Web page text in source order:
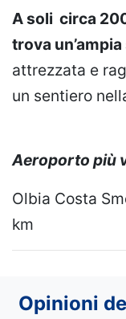
A soli circa
trova
attrezzata e
un sentiero
Aeroporto più
Olbia Costa
km
Opinioni